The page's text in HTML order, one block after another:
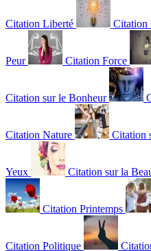
Citation Liberté Citation
Peur Citation Force
Citation sur le Bonheur
Citation Nature Citation
Yeux Citation sur la
Citation Printemps
Citation Politique